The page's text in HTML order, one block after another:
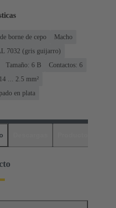
borne de cepo
Macho
7032 (gris guijarro)
Tamaño: 6 B
Contactos: 6
... 2.5 mm²
en plata